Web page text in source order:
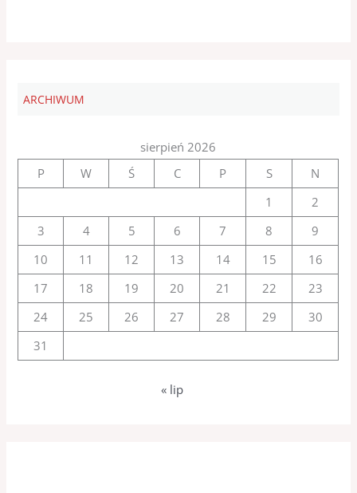
ARCHIWUM
sierpień 2026
P
W Ś C P S
N
1
2
3
4 5 6 7 8
9
10
11 12 13 14 15
16
17
18 19 20 21 22
23
24
25 26 27 28 29
30
31
« lip